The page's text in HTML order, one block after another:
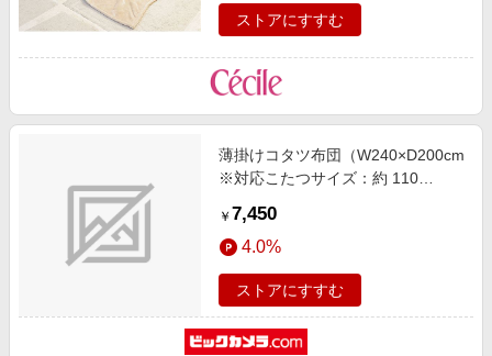
ストアにすすむ
薄掛けコタツ布団（W240×D200cm
※対応こたつサイズ：約 110
形]
￥ 7,450
4.0%
ストアにすすむ